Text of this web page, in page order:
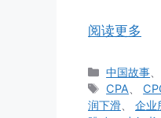
阅读更多
分
类
中国故事
标
签
CPA
润下滑
企业